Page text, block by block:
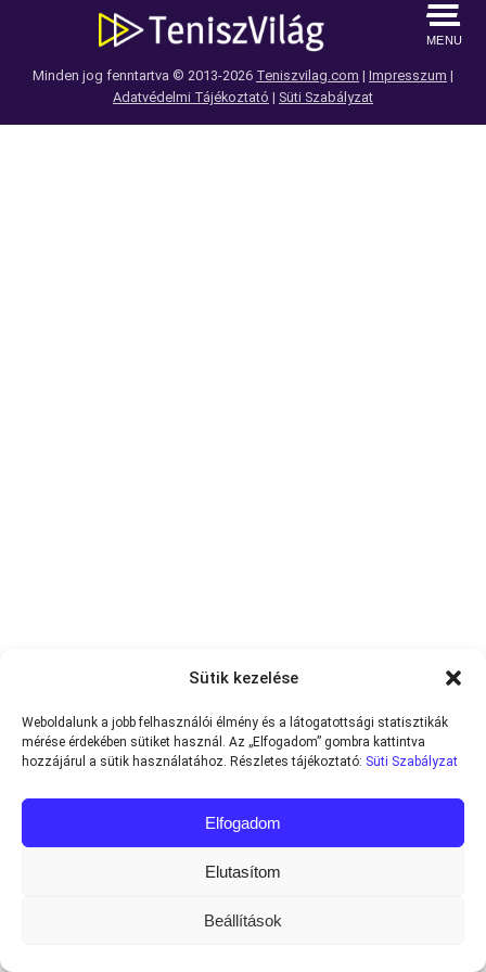
Sütik kezelése
Weboldalunk a jobb felhasználói élmény és a látogatottsági statisztikák
mérése érdekében sütiket használ. Az „Elfogadom” gombra kattintva
hozzájárul a sütik használatához. Részletes tájékoztató: Süti Szabályzat
Elfogadom
Elutasítom
Beállítások
MENU
Minden jog fenntartva © 2013-2026 Teniszvilag.com | Impresszum |
Adatvédelmi Tájékoztató | Süti Szabályzat